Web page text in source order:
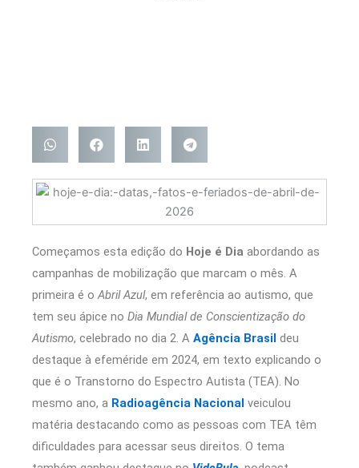
Começamos esta edição do Hoje é Dia abordando as
campanhas de mobilização que marcam o mês. A
primeira é oAbril Azul, em referência ao autismo, que
tem seu ápice no Dia Mundial de Conscientização do
Autismo, celebrado no dia 2. A Agência Brasil deu
destaque à efeméride em 2024, em texto explicando o
que é o Transtorno do Espectro Autista (TEA). No
mesmo ano, a Radioagência Nacional veiculou
matéria destacando como as pessoas com TEA têm
dificuldades para acessar seus direitos. O tema